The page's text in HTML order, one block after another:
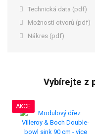
Technická data (pdf)
Možnosti otvorů (pdf)
Nákres (pdf)
Vybírejte z
AKCE